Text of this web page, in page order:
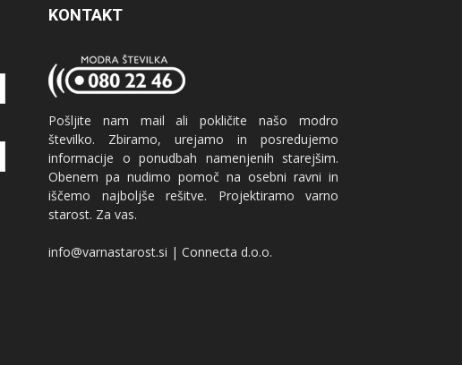
KONTAKT
Pošljite nam mail ali pokličite našo modro
številko. Zbiramo, urejamo in posredujemo
informacije o ponudbah namenjenih starejšim.
Obenem pa nudimo pomoč na osebni ravni in
iščemo najboljše rešitve. Projektiramo varno
starost. Za vas.
info@varnastarost.si | Connecta d.o.o.